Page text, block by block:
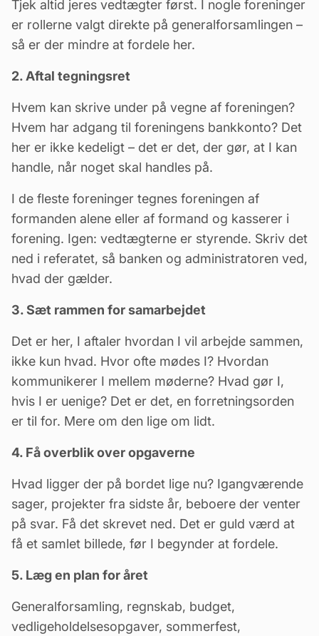
Tjek altid jeres vedtægter først. I nogle foreninger
er rollerne valgt direkte på generalforsamlingen –
så er der mindre at fordele her.
2. Aftal tegningsret
Hvem kan skrive under på vegne af foreningen?
Hvem har adgang til foreningens bankkonto? Det
her er ikke kedeligt – det er det, der gør, at I kan
handle, når noget skal handles på.
I de fleste foreninger tegnes foreningen af
formanden alene eller af formand og kasserer i
forening. Igen: vedtægterne er styrende. Skriv det
ned i referatet, så banken og administratoren ved,
hvad der gælder.
3. Sæt rammen for samarbejdet
Det er her, I aftaler hvordan I vil arbejde sammen,
ikke kun hvad. Hvor ofte mødes I? Hvordan
kommunikerer I mellem møderne? Hvad gør I,
hvis I er uenige? Det er det, en forretningsorden
er til for. Mere om den lige om lidt.
4. Få overblik over opgaverne
Hvad ligger der på bordet lige nu? Igangværende
sager, projekter fra sidste år, beboere der venter
på svar. Få det skrevet ned. Det er guld værd at
få et samlet billede, før I begynder at fordele.
5. Læg en plan for året
Generalforsamling, regnskab, budget,
vedligeholdelsesopgaver, sommerfest,